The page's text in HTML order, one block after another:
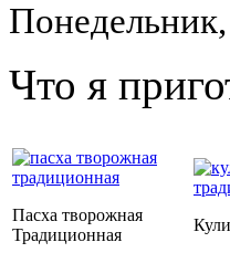
Что я
Пасха творожная
Традиционная